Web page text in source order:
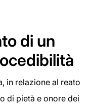
di un
in relazione al reato
di pietà e onore dei